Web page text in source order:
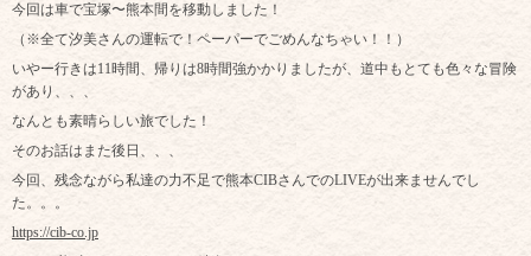
今回は車で宝塚〜熊本間を移動しました！
（※全て汐美さんの運転で！ペーパーでごめんなちゃい！！）
いやー行きは11時間、帰りは8時間強かかりましたが、道中もとても色々な冒険
があり、、、
なんとも素晴らしい旅でした！
そのお話はまた後日、、、
今回、残念ながら私達の力不足で熊本CIBさんでのLIVEが出来ませんでし
た。。。
https://cib-co.jp